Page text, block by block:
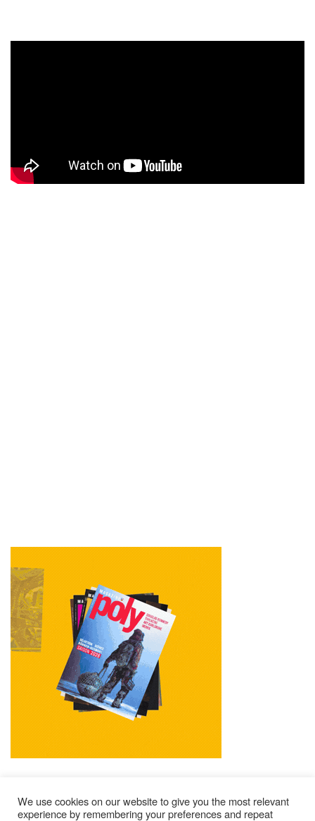
We use cookies on our website to give you the most relevant
experience by remembering your preferences and repeat